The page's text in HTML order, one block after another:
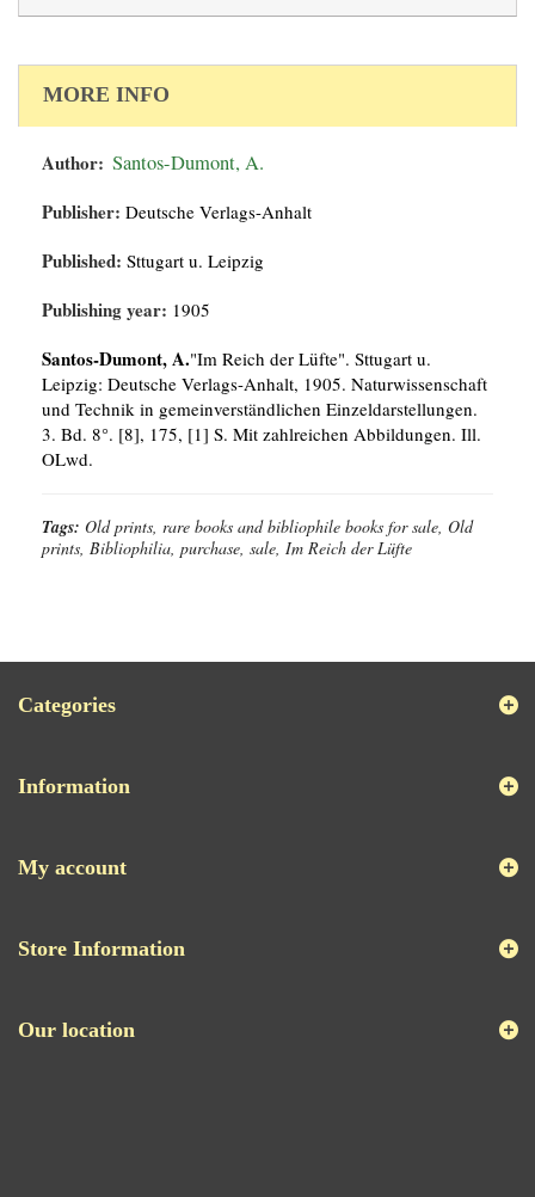
MORE INFO
Author: Santos-Dumont, A.
Publisher: Deutsche Verlags-Anhalt
Published: Sttugart u. Leipzig
Publishing year: 1905
Santos-Dumont, A."Im Reich der Lüfte". Sttugart u.
Leipzig: Deutsche Verlags-Anhalt, 1905. Naturwissenschaft
und Technik in gemeinverständlichen Einzeldarstellungen.
3. Bd. 8°. [8], 175, [1] S. Mit zahlreichen Abbildungen. Ill.
OLwd.
Tags: Old prints, rare books and bibliophile books for sale, Old
prints, Bibliophilia, purchase, sale, Im Reich der Lüfte
Categories
Information
My account
Store Information
Our location